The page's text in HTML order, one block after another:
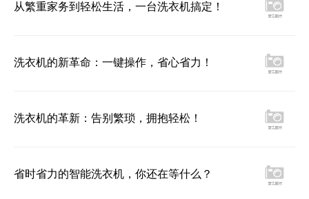
从繁重家务到轻松生活，一台洗衣机搞定！
洗衣机的新革命：一键操作，省心省力！
洗衣机的革新：告别繁琐，拥抱轻松！
省时省力的智能洗衣机，你还在等什么？